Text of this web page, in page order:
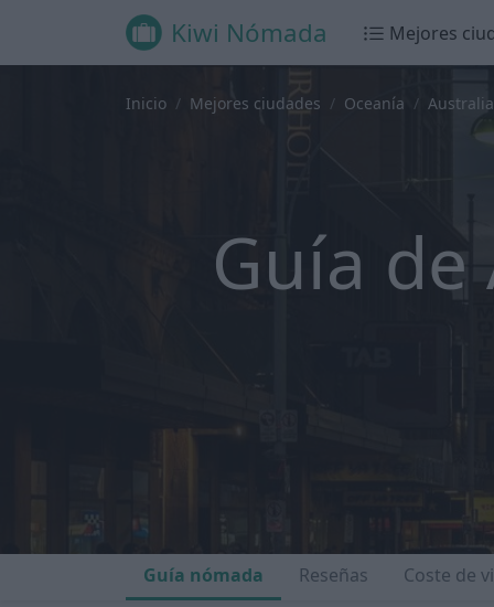
Kiwi Nómada Mejores
Inicio Mejores ciudades Oceanía Australia
Guía
Guía nómada Reseñas Coste de